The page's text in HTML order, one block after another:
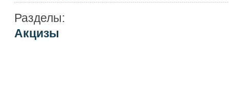
Разделы:
Акцизы